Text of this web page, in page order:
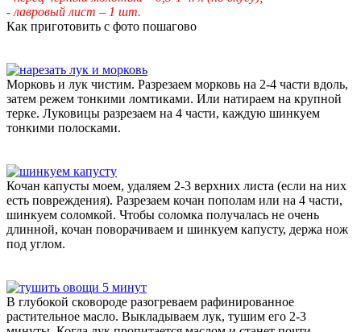
- лавровый лист – 1 шт.
Как приготовить с фото пошагово
Морковь и лук чистим. Разрезаем морковь на 2-4 части вдоль,
затем режем тонкими ломтиками. Или натираем на крупной
терке. Луковицы разрезаем на 4 части, каждую шинкуем
тонкими полосками.
Кочан капусты моем, удаляем 2-3 верхних листа (если на них
есть повреждения). Разрезаем кочан пополам или на 4 части,
шинкуем соломкой. Чтобы соломка получалась не очень
длинной, кочан поворачиваем и шинкуем капусту, держа нож
под углом.
В глубокой сковороде разогреваем рафинированное
растительное масло. Выкладываем лук, тушим его 2-3